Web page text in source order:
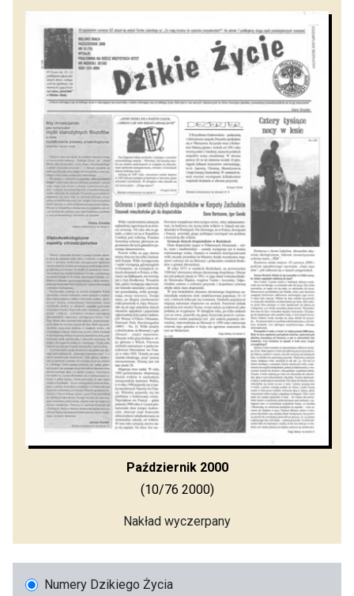
Październik 2000
(10/76 2000)
Nakład wyczerpany
Numery Dzikiego Życia